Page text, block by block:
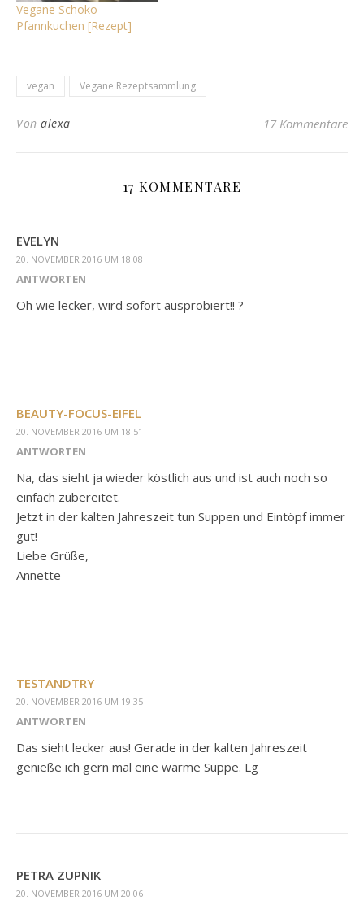
Vegane Schoko
Pfannkuchen [Rezept]
vegan Vegane Rezeptsammlung
Von alexa 17 Kommentare
17 KOMMENTARE
EVELYN
20. NOVEMBER 2016 UM 18:08
ANTWORTEN
Oh wie lecker, wird sofort ausprobiert!! ?
BEAUTY-FOCUS-EIFEL
20. NOVEMBER 2016 UM 18:51
ANTWORTEN
Na, das sieht ja wieder köstlich aus und ist auch noch so
einfach zubereitet.
Jetzt in der kalten Jahreszeit tun Suppen und Eintöpf immer
gut!
Liebe Grüße,
Annette
TESTANDTRY
20. NOVEMBER 2016 UM 19:35
ANTWORTEN
Das sieht lecker aus! Gerade in der kalten Jahreszeit
genieße ich gern mal eine warme Suppe. Lg
PETRA ZUPNIK
20. NOVEMBER 2016 UM 20:06